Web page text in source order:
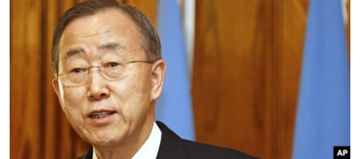
សម្ព័ន្ធ​
ព្រឹត្តិការណ៍ព័ត៌មាន
ទូរទស្សន៍ / វីដេអូ​
វិទ្យុ / ផតខាសថ៍
កម្មវិធីទាំងអស់
Khmer English